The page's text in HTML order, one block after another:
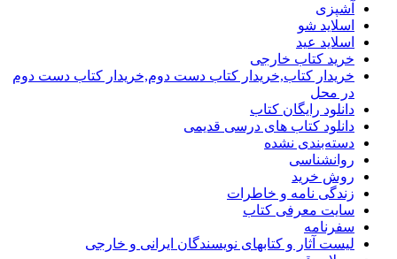
آشپزی
اسلاید شو
اسلاید عید
خرید کتاب خارجی
خریدار کتاب,خریدار کتاب دست دوم,خریدار کتاب دست دوم
در محل
دانلود رایگان کتاب
دانلود کتاب های درسی قدیمی
دسته‌بندی نشده
روانشناسی
روش خرید
زندگی نامه و خاطرات
سایت معرفی کتاب
سفرنامه
لیست آثار و کتابهای نویسندگان ایرانی و خارجی